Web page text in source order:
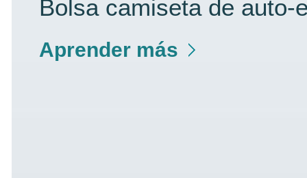
Bolsa camiseta de auto-
Aprender más